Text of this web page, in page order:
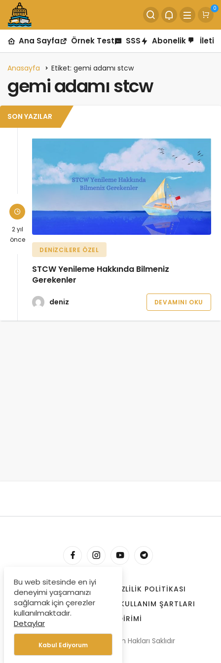
0
Ana Sayfa Örnek Test SSS Abonelik
Anasayfa Etiket: gemi adamı stcw
gemi adamı stcw
SON YAZILAR
2 yıl
önce
DENIZCILERE ÖZEL
STCW Yenileme Hakkında Bilmeniz
Gerekenler
deniz DEVAMINI OKU
HESABIM İLETIŞIM
GIZLILIK POLITIKASI
ÇEREZLER
BIZE ULAŞIN
KULLANIM ŞARTLARI
ÖDEME BILDIRIMI
© Copyright 2022, Tüm Hakları Saklıdır
Bu web sitesinde en iyi
deneyimi yaşamanızı
sağlamak için çerezler
kullanılmaktadır.
Detaylar
Kabul Ediyorum